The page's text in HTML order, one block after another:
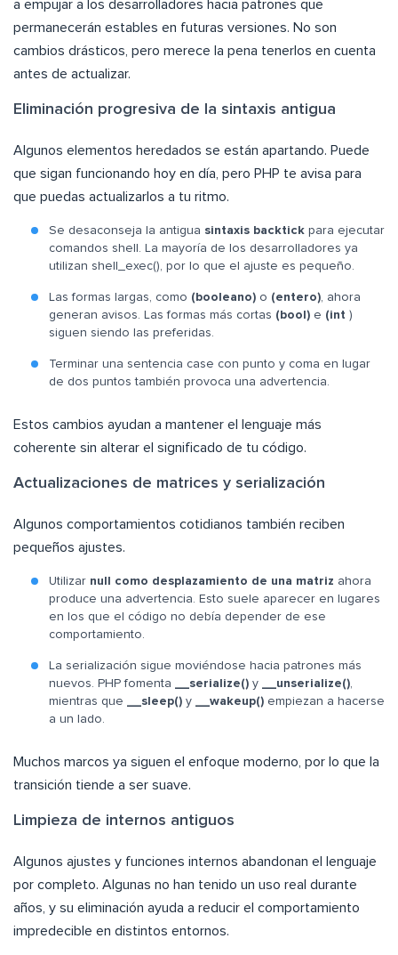
a empujar a los desarrolladores hacia patrones que
permanecerán estables en futuras versiones. No son
cambios drásticos, pero merece la pena tenerlos en cuenta
antes de actualizar.
Eliminación progresiva de la sintaxis antigua
Algunos elementos heredados se están apartando. Puede
que sigan funcionando hoy en día, pero PHP te avisa para
que puedas actualizarlos a tu ritmo.
Se desaconseja la antigua sintaxis backtick para ejecutar
comandos shell. La mayoría de los desarrolladores ya
utilizan shell_exec(), por lo que el ajuste es pequeño.
Las formas largas, como (booleano) o (entero), ahora
generan avisos. Las formas más cortas (bool) e (int )
siguen siendo las preferidas.
Terminar una sentencia case con punto y coma en lugar
de dos puntos también provoca una advertencia.
Estos cambios ayudan a mantener el lenguaje más
coherente sin alterar el significado de tu código.
Actualizaciones de matrices y serialización
Algunos comportamientos cotidianos también reciben
pequeños ajustes.
Utilizar null como desplazamiento de una matriz ahora
produce una advertencia. Esto suele aparecer en lugares
en los que el código no debía depender de ese
comportamiento.
La serialización sigue moviéndose hacia patrones más
nuevos. PHP fomenta
__serialize() y __unserialize(),
mientras que
__sleep() y __wakeup() empiezan a hacerse
a un lado.
Muchos marcos ya siguen el enfoque moderno, por lo que la
transición tiende a ser suave.
Limpieza de internos antiguos
Algunos ajustes y funciones internos abandonan el lenguaje
por completo. Algunas no han tenido un uso real durante
años, y su eliminación ayuda a reducir el comportamiento
impredecible en distintos entornos.